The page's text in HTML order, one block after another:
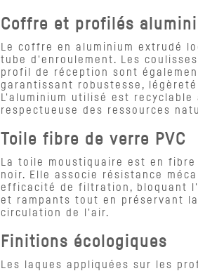
Coffre et profilés
Le coffre en aluminium extrudé
tube d'enroulement. Les
profil de réception sont
garantissant robustesse,
L'aluminium utilisé est recyclable
respectueuse des ressources
Toile fibre de verre PVC
La toile moustiquaire est en
noir. Elle associe résistance
efficacité de filtration, bloquant
et rampants tout en préservant
circulation de l'air.
Finitions écologiques
Les laques appliquées sur les